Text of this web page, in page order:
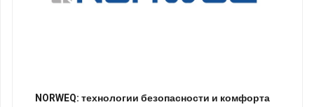
NORWEQ: технологии безопасности и комфорта